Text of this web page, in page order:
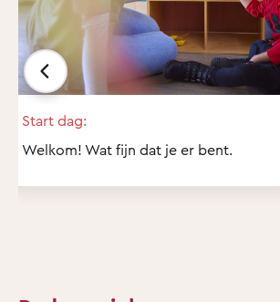
Start dag:
Welkom! Wat fijn dat je er bent.